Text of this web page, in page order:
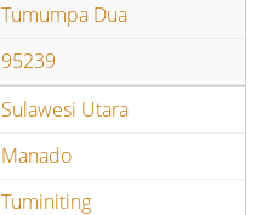
Tumumpa Dua
95239
Sulawesi Utara
Manado
Tuminiting